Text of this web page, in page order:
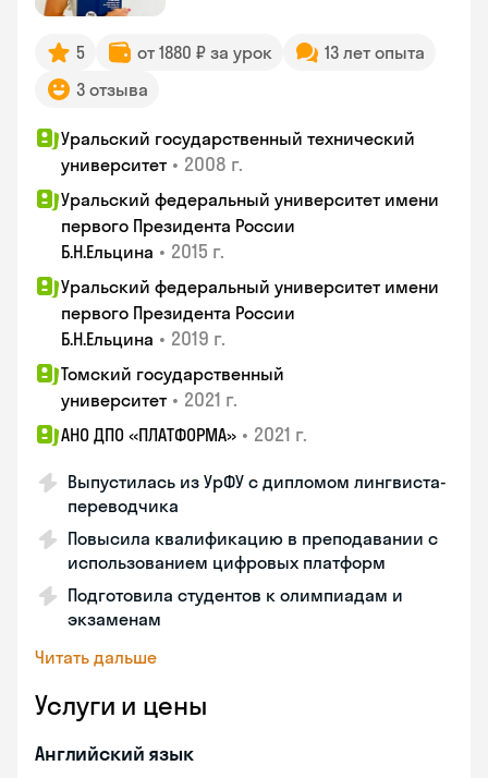
5 от 1880 ₽ за урок
13 лет опыта
3 отзыва
Уральский государственный технический
университет • 2008 г.
Уральский федеральный университет имени
первого Президента России
Б.Н.Ельцина • 2015 г.
Уральский федеральный университет имени
первого Президента России
Б.Н.Ельцина • 2019 г.
Томский государственный
университет • 2021 г.
АНО ДПО «ПЛАТФОРМА» • 2021 г.
Выпустилась из УрФУ с дипломом лингвиста-
переводчика
Повысила квалификацию в преподавании с
использованием цифровых платформ
Подготовила студентов к олимпиадам и
экзаменам
Читать дальше
Услуги и цены
Английский язык